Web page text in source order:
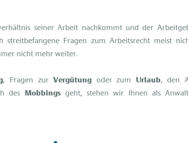
seiner Arbeit nachkommt und der
streitbefangene Fragen zum Arbeitsrecht meist
nicht mehr weiter.
, Fragen zurVergütung oder zum Urlaub, den
des Mobbingsgeht, stehen wir Ihnen als